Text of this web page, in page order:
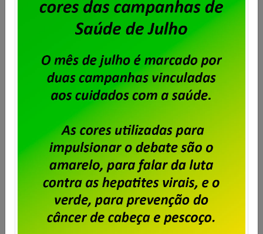
Eleita a OLT da BBTS
Publicado porImprensaem06/11/2024.
Foi eleita a Organização por Local de Trabalho dos
trabalhadores e trabalhadoras da BBTS. A votação
ocorreu nos dias 4 e 5 de novembro, conforme edital
publicado no site do Sindicato. A chapa Força e
União foi eleita com 94% dos votos para mandato de
dois (dois) anos, com início no dia 12 de novembro […]
Saiba mais